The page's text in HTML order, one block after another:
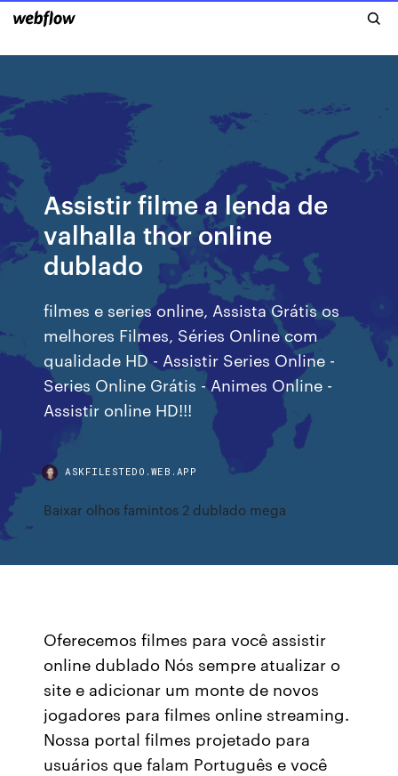
Assistir filme a lenda de
valhalla thor online
dublado
filmes e series online, Assista Grátis os
melhores Filmes, Séries Online com
qualidade HD - Assistir Series Online -
Series Online Grátis - Animes Online -
Assistir online HD!!!
ASKFILESTEDO.WEB.APP
Baixar olhos famintos 2 dublado mega
Oferecemos filmes para você assistir
online dublado Nós sempre atualizar o
site e adicionar um monte de novos
jogadores para filmes online streaming.
Nossa portal filmes projetado para
usuários que falam Português e você